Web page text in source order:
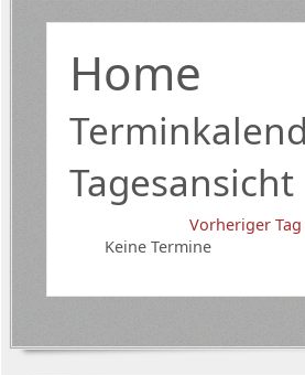
Home
Tagesansicht
Vorheriger Tag
Keine Termine